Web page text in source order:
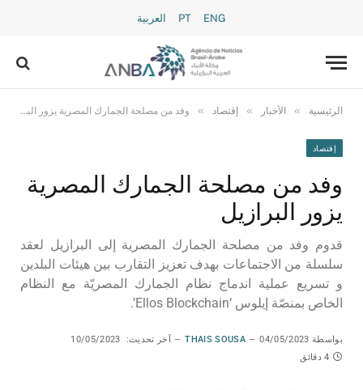
PT ENG العربية
الرئيسية » الأخبار » إقتصاد » وفد من مصلحة الجمارك المصرية يزور البرازيل
إقتصاد
وفد من مصلحة الجمارك المصرية
يزور البرازيل
قدوم وفد من مصلحة الجمارك المصرية إلى البرازيل لعقد
سلسلة من الاجتماعات بهدف تعزيز التقارب بين هيئات البلدين
و تسريع عملية اندماج نظام الجمارك المصريّة مع النظام
الخاص بمنصّة إيلوس ‘Ellos Blockchain’.
بواسطة THAIS SOUSA 04/05/2023 آخر تحديث:
10/05/2023
4 دقائق